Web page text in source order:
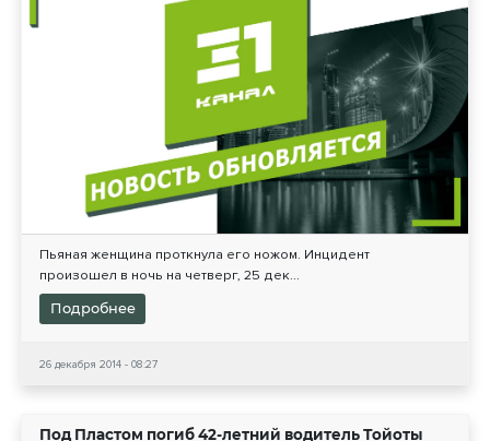
Пьяная женщина проткнула его ножом. Инцидент
произошел в ночь на четверг, 25 дек...
Подробнее
26 декабря 2014 - 08:27
Под Пластом погиб 42-летний водитель Тойоты